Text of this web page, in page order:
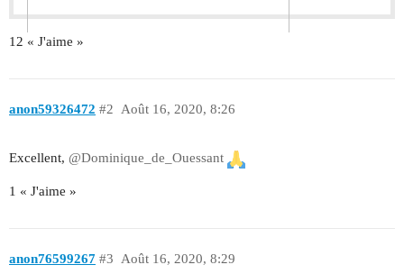
12 « J'aime »
anon59326472 Août 16, 2020, 8:26
#2
Excellent, @Dominique_de_Ouessant
1 « J'aime »
anon76599267 Août 16, 2020, 8:29
#3